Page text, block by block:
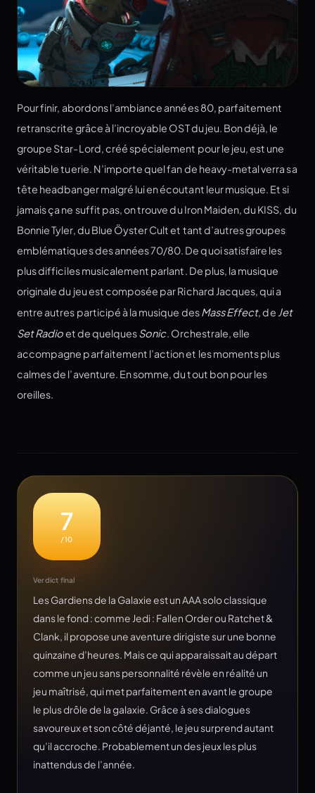
Pour finir, abordons l’ambiance années 80, parfaitement
retranscrite grâce à l’incroyable OST du jeu. Bon déjà, le
groupe Star-Lord, créé spécialement pour le jeu, est une
véritable tuerie. N’importe quel fan de heavy-metal verra sa
tête headbanger malgré lui en écoutant leur musique. Et si
jamais ça ne suffit pas, on trouve du Iron Maiden, du KISS, du
Bonnie Tyler, du Blue Öyster Cult et tant d’autres groupes
emblématiques des années 70/80. De quoi satisfaire les
plus difficiles musicalement parlant. De plus, la musique
originale du jeu est composée par Richard Jacques, qui a
entre autres participé à la musique des Mass Effect, de Jet
Set Radioet de quelquesSonic. Orchestrale, elle
accompagne parfaitement l’action et les moments plus
calmes de l’aventure. En somme, du tout bon pour les
oreilles.
7
/10
Verdict final
Les Gardiens de la Galaxie est un AAA solo classique
dans le fond : comme Jedi : Fallen Order ou Ratchet &
Clank, il propose une aventure dirigiste sur une bonne
quinzaine d’heures. Mais ce qui apparaissait au départ
comme un jeu sans personnalité révèle en réalité un
jeu maîtrisé, qui met parfaitement en avant le groupe
le plus drôle de la galaxie. Grâce à ses dialogues
savoureux et son côté déjanté, le jeu surprend autant
qu’il accroche. Probablement un des jeux les plus
inattendus de l’année.